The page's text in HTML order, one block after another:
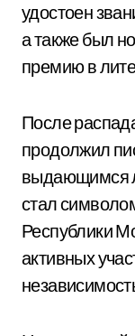
удостоен
а также был
премию в
После
продолжил
выдающимся
стал
Республики
активных